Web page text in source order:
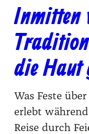
Inmitten
die Haut
Was Feste
erlebt
Reise durch